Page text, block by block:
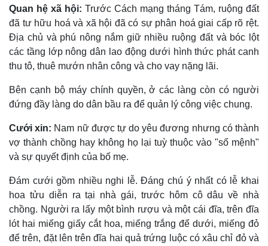
Quan hệ xã hội: Trước Cách mạng tháng Tám, ruộng đất
đã tư hữu hoá và xã hội đã có sự phân hoá giai cấp rõ rệt.
Ðịa chủ và phú nông nắm giữ nhiều ruộng đất và bóc lột
các tầng lớp nông dân lao động dưới hình thức phát canh
thu tô, thuê mướn nhân công và cho vay nặng lãi.
Bên cạnh bộ máy chính quyền, ở các làng còn có người
đứng đầy làng do dân bầu ra để quản lý công việc chung.
Cưới xin: Nam nữ được tự do yêu đương nhưng có thành
vợ thành chồng hay không họ lại tuỳ thuộc vào "số mệnh"
và sự quyết định của bố mẹ.
Ðám cưới gồm nhiều nghi lễ. Ðáng chú ý nhất có lễ khai
hoa tửu diễn ra tại nhà gái, trước hôm cô dâu về nhà
chồng. Người ra lấy một bình rượu và một cái đĩa, trên đĩa
lót hai miếng giấy cắt hoa, miếng trắng để dưới, miếng đỏ
để trên, đặt lên trên đĩa hai quả trứng luộc có xâu chỉ đỏ và